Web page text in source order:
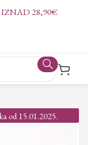
IZNAD 28,90€
od 15.01.2025.